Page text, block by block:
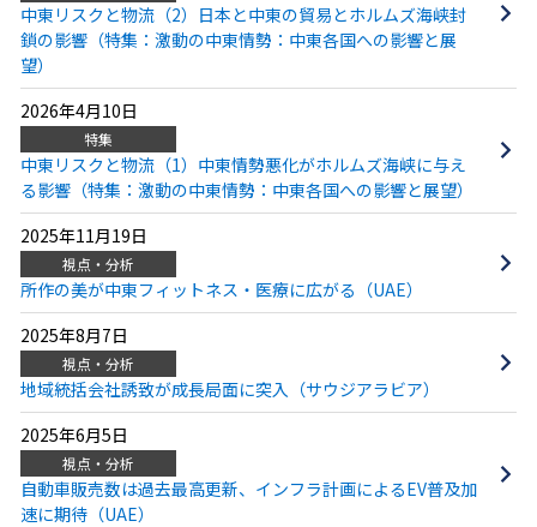
中東リスクと物流（2）日本と中東の貿易とホルムズ海峡封
鎖の影響（特集：激動の中東情勢：中東各国への影響と展
望）
2026年4月10日
特集
中東リスクと物流（1）中東情勢悪化がホルムズ海峡に与え
る影響（特集：激動の中東情勢：中東各国への影響と展望）
2025年11月19日
視点・分析
所作の美が中東フィットネス・医療に広がる（UAE）
2025年8月7日
視点・分析
地域統括会社誘致が成長局面に突入（サウジアラビア）
2025年6月5日
視点・分析
自動車販売数は過去最高更新、インフラ計画によるEV普及加
速に期待（UAE）